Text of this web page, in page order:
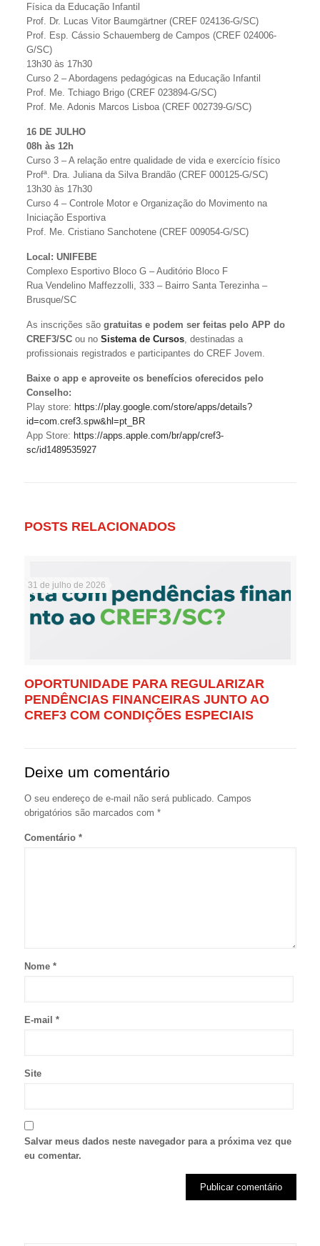
Física da Educação Infantil
Prof. Dr. Lucas Vitor Baumgärtner (CREF 024136-G/SC)
Prof. Esp. Cássio Schauemberg de Campos (CREF 024006-
G/SC)
13h30 às 17h30
Curso 2 – Abordagens pedagógicas na Educação Infantil
Prof. Me. Tchiago Brigo (CREF 023894-G/SC)
Prof. Me. Adonis Marcos Lisboa (CREF 002739-G/SC)
16 DE JULHO
08h às 12h
Curso 3 – A relação entre qualidade de vida e exercício físico
Profª. Dra. Juliana da Silva Brandão (CREF 000125-G/SC)
13h30 às 17h30
Curso 4 – Controle Motor e Organização do Movimento na
Iniciação Esportiva
Prof. Me. Cristiano Sanchotene (CREF 009054-G/SC)
Local: UNIFEBE
Complexo Esportivo Bloco G – Auditório Bloco F
Rua Vendelino Maffezzolli, 333 – Bairro Santa Terezinha –
Brusque/SC
As inscrições sãogratuitas e podem ser feitas pelo APP do
CREF3/SC ou noSistema de Cursos, destinadas a
profissionais registrados e participantes do CREF Jovem.
Baixe o app e aproveite os benefícios oferecidos pelo
Conselho:
Play store: https://play.google.com/store/apps/details?
id=com.cref3.spw&hl=pt_BR
App Store: https://apps.apple.com/br/app/cref3-
sc/id1489535927
POSTS RELACIONADOS
31 de julho de 2026
OPORTUNIDADE PARA REGULARIZAR
PENDÊNCIAS FINANCEIRAS JUNTO AO
CREF3 COM CONDIÇÕES ESPECIAIS
Deixe um comentário
O seu endereço de e-mail não será publicado. Campos
obrigatórios são marcados com *
Comentário *
Nome *
E-mail *
Site
Salvar meus dados neste navegador para a próxima vez que
eu comentar.